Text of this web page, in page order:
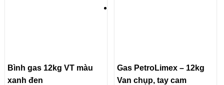
Bình gas 12kg VT màu
xanh đen
Gas PetroLimex – 12kg
Van chụp, tay cam